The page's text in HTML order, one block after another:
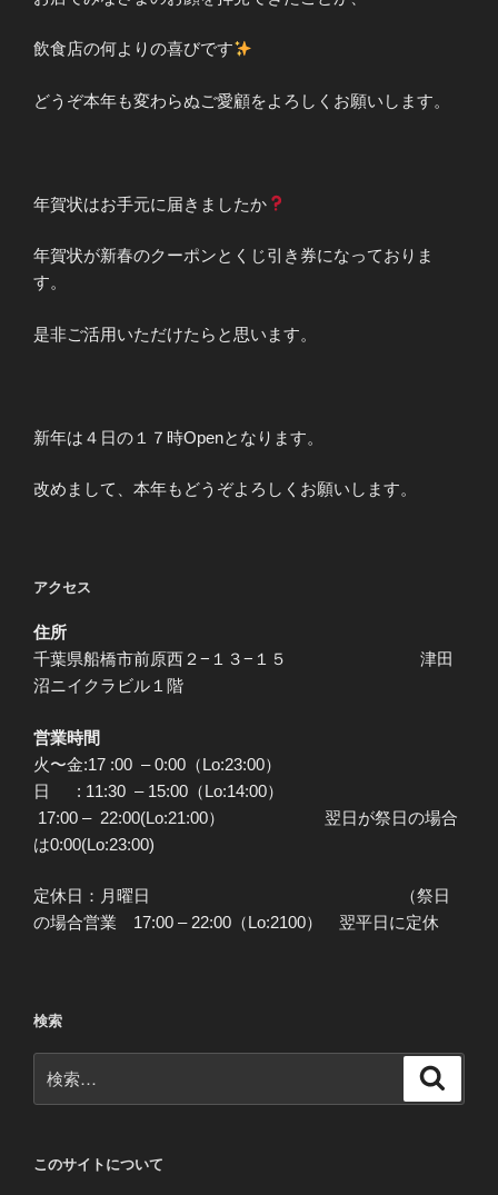
飲食店の何よりの喜びです
どうぞ本年も変わらぬご愛顧をよろしくお願いします。
年賀状はお手元に届きましたか
年賀状が新春のクーポンとくじ引き券になっておりま
す。
是非ご活用いただけたらと思います。
新年は４日の１７時Openとなります。
改めまして、本年もどうぞよろしくお願いします。
アクセス
住所
千葉県船橋市前原西２−１３−１５ 津田
沼ニイクラビル１階
営業時間
火〜金:17 :00 – 0:00（Lo:23:00）
日 : 11:30 – 15:00（Lo:14:00）
17:00 – 22:00(Lo:21:00） 翌日が祭日の場合
は0:00(Lo:23:00)
定休日：月曜日 （祭日
の場合営業 17:00 – 22:00（Lo:2100） 翌平日に定休
検索
索:
このサイトについて